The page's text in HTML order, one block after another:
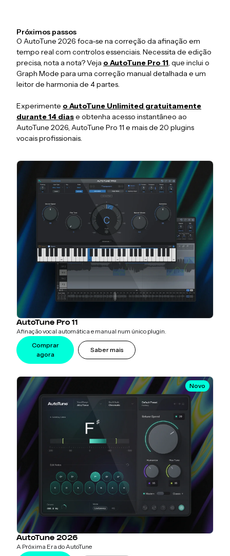
Próximos passos
O AutoTune 2026 foca-se na correção da afinação em
tempo real com controlos essenciais. Necessita de edição
precisa, nota a nota? Veja o AutoTune Pro 11, que inclui o
Graph Mode para uma correção manual detalhada e um
leitor de harmonia de 4 partes.
Experimente o AutoTune Unlimited gratuitamente
durante 14 diase obtenha acesso instantâneo ao
AutoTune 2026, AutoTune Pro 11 e mais de 20 plugins
vocais profissionais.
AutoTune Pro 11
Afinação vocal automática e manual num único plugin.
Comprar
agora
Saber mais
Novo
AutoTune 2026
A Próxima Era do AutoTune